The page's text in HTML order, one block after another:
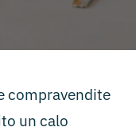
compravendite
un calo